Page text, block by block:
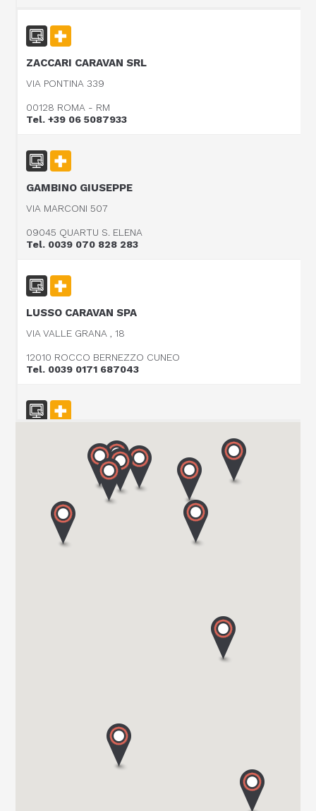
ZACCARI CARAVAN SRL
VIA PONTINA 339
00128 ROMA - RM
Tel. +39 06 5087933
GAMBINO GIUSEPPE
VIA MARCONI 507
09045 QUARTU S. ELENA
Tel. 0039 070 828 283
LUSSO CARAVAN SPA
VIA VALLE GRANA , 18
12010 ROCCO BERNEZZO CUNEO
Tel. 0039 0171 687043
CARAVAN SCHIAVOLIN SAS
S.P. ex S.S. 494 al KM 21,100
20080 OZZERO - MI
Tel. 0039 02 94 004 141
22063 CANTU (Co)
Tel. 0039 031 713636